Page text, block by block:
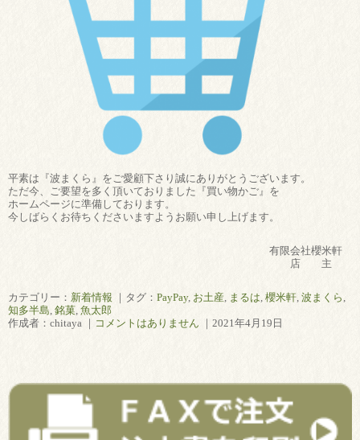
平素は『波まくら』をご愛顧下さり誠にありがとうございます。
ただ今、ご要望を多く頂いておりました『買い物かご』を
ホームページに準備しております。
今しばらくお待ちくださいますようお願い申し上げます。
有限会社櫻米軒
店 主
カテゴリー： 新着情報 ｜タグ： PayPay, お土産, まるは, 櫻米軒, 波まくら ,
知多半島, 銘菓, 魚太郎
作成者：chitaya ｜ コメントはありません ｜2021年4月19日